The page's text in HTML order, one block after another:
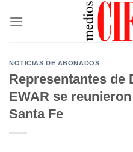
NOTICIAS DE ABONADOS
Representantes de
EWAR se
Santa Fe